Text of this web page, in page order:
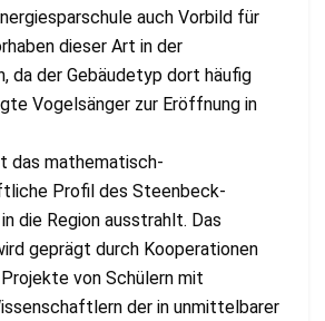
auch Vorbild für
dieser Art in der
da der Gebäudetyp dort häufig
Vogelsänger zur Eröffnung in
das mathematisch-
Profil des Steenbeck-
die Region ausstrahlt. Das
geprägt durch Kooperationen
von Schülern mit
der in unmittelbarer